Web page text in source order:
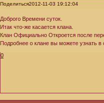
Поделиться2012-11-03 19:12:04
Доброго Времени суток.
Итак что-же касается клана.
Клан Официально Откроется после
Подробнее о клане вы можете узнать
0